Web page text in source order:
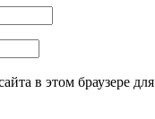
в этом браузере